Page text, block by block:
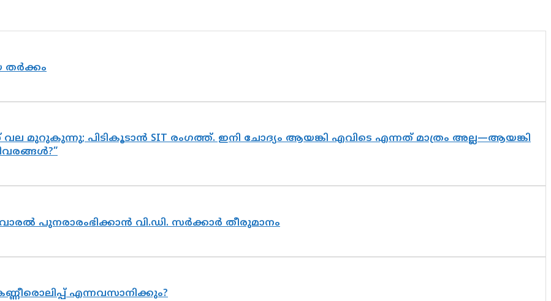
തർക്കം
മുറുകുന്നു; പിടികൂടാൻ SIT രംഗത്ത്. ഇനി ചോദ്യം ആയങ്കി എവിടെ എന്നത് മാത്രം അല്ല—ആയങ്കി
പുനരാരംഭിക്കാൻ വി.ഡി. സർക്കാർ തീരുമാനം
എന്നവസാനിക്കും?